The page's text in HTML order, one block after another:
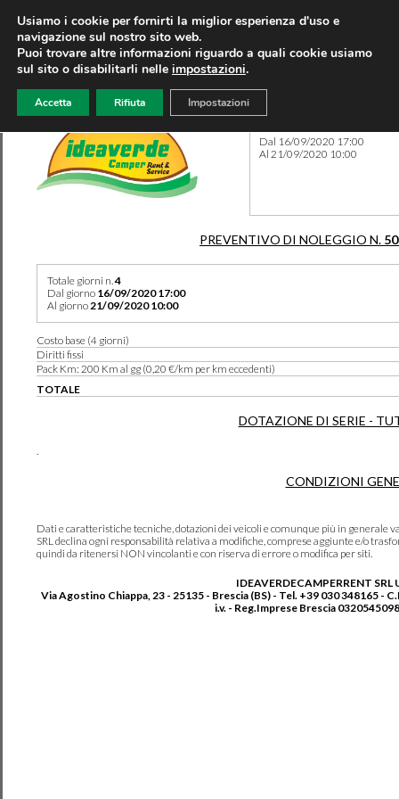
Dal 16/09/2020 17:00
Al 21/09/2020 10:00
PREVENTIVO DI NOLEGGIO N.
Totale giorni n.4
Dal giorno 16/09/2020 17:00
Al giorno21/09/2020 10:00
Costo base (4 giorni)
Diritti fissi
Pack Km: 200 Km al gg (0,20 €/km per km eccedenti)
TOTALE
DOTAZIONE DI SERIE -
.
CONDIZIONI
Dati e caratteristiche tecniche, dotazioni dei veicoli e comunque più in generale
SRL declina ogni responsabilità relativa a modifiche, comprese aggiunte e/o
quindi da ritenersi NON vincolanti e con riserva di errore o modifica per siti.
IDEAVERDECAMPERRENT SRL
Via Agostino Chiappa, 23 - 25135 - Brescia (BS) - Tel. +39 030 348165 -
i.v. - Reg.Imprese Brescia
Usiamo i cookie per fornirti la miglior esperienza d'uso e
navigazione sul nostro sito web.
Puoi trovare altre informazioni riguardo a quali cookie usiamo
sul sito o disabilitarli nelle impostazioni.
Accetta Rifiuta Impostazioni